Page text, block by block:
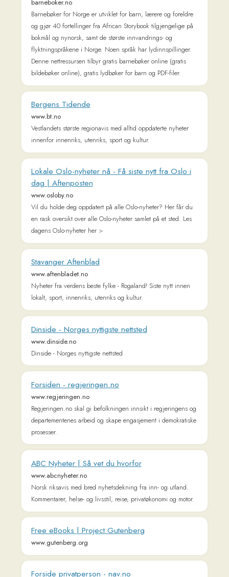
Forsiden - regjeringen.no
www.regjeringen.no
Regjeringen.no skal gi befolkningen innsikt i regjeringens og
departementenes arbeid og skape engasjement i demokratiske
prosesser.
ABC Nyheter | Så vet du hvorfor
www.abcnyheter.no
Kommentarer, helse- og livsstil, reise, privatøkonomi og motor.
Free eBooks | Project Gutenberg
www.gutenberg.org
Forside privatperson - nav.no
www.nav.no
Informasjon fra Nav om arbeid, helse og sykdom, familie og
barn, pensjon, sosiale tjenester og veiledning, hjelpemidler
og tilrettelegging.
sykepleien.no
Søk etter ledige stillinger i Norge | Jobbnorge.no
www.jobbnorge.no
Jobbnorge tar rekruttering på alvor og tilbyr våre kunder de
Adressa - adressa.no
www.adressa.no
Hold deg oppdatert med Midt-Norges og Trondheims største
regionavis. Vi gir deg alltid de siste nyhetene innen
Teknisk Ukeblad - Nyheter om teknologi og
norske teknologibedrifter
www.tu.no
Nyheter om teknologi og norske teknologibedrifter. Vi dekker
energi, maritim, bygg, industri, helse, elbiler, fly og
Ung.no — offentlig og kvalitetssikret informasjon
for ungdom
www.ung.no
Ung.no er et nettsted med offentlig informasjon om rettigheter,
år.
Learn Norwegian Naturally - Free Norwegian
Language Lessons